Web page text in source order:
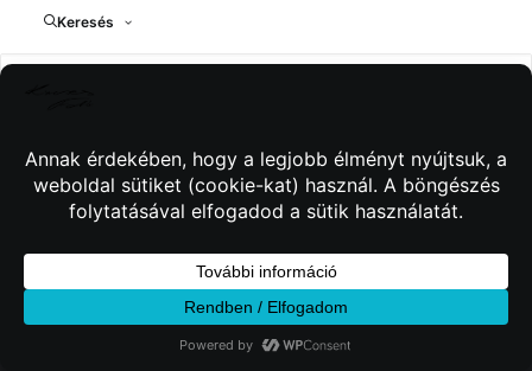
Keresés
© 2026 Kincses Fotó. Minden jog fenntartva